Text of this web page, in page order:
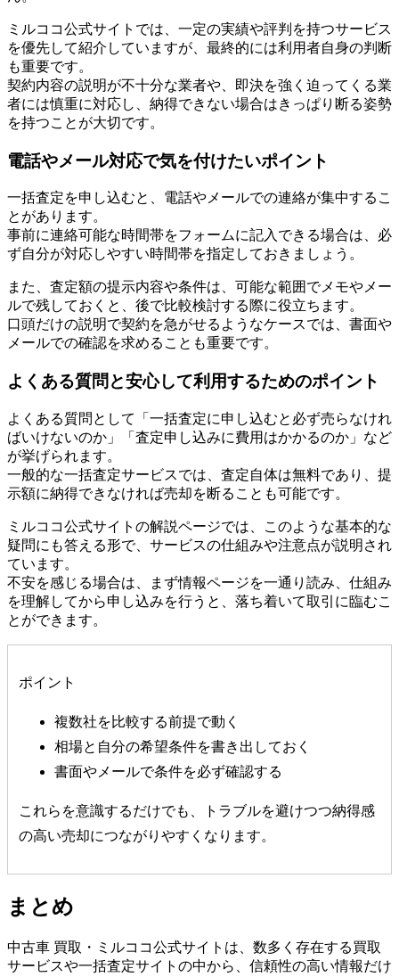
ミルココ公式サイトでは、一定の実績や評判を持つサービス
を優先して紹介していますが、最終的には利用者自身の判断
も重要です。
契約内容の説明が不十分な業者や、即決を強く迫ってくる業
者には慎重に対応し、納得できない場合はきっぱり断る姿勢
を持つことが大切です。
電話やメール対応で気を付けたいポイント
一括査定を申し込むと、電話やメールでの連絡が集中するこ
とがあります。
事前に連絡可能な時間帯をフォームに記入できる場合は、必
ず自分が対応しやすい時間帯を指定しておきましょう。
また、査定額の提示内容や条件は、可能な範囲でメモやメー
ルで残しておくと、後で比較検討する際に役立ちます。
口頭だけの説明で契約を急がせるようなケースでは、書面や
メールでの確認を求めることも重要です。
よくある質問と安心して利用するためのポイント
よくある質問として「一括査定に申し込むと必ず売らなけれ
ばいけないのか」「査定申し込みに費用はかかるのか」など
が挙げられます。
一般的な一括査定サービスでは、査定自体は無料であり、提
示額に納得できなければ売却を断ることも可能です。
ミルココ公式サイトの解説ページでは、このような基本的な
疑問にも答える形で、サービスの仕組みや注意点が説明され
ています。
不安を感じる場合は、まず情報ページを一通り読み、仕組み
を理解してから申し込みを行うと、落ち着いて取引に臨むこ
とができます。
ポイント
複数社を比較する前提で動く
相場と自分の希望条件を書き出しておく
書面やメールで条件を必ず確認する
これらを意識するだけでも、トラブルを避けつつ納得感
の高い売却につながりやすくなります。
まとめ
中古車 買取・ミルココ公式サイトは、数多く存在する買取
サービスや一括査定サイトの中から、信頼性の高い情報だけ